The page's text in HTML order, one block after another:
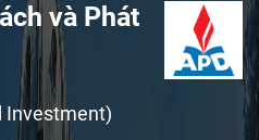
và Phát
Investment)